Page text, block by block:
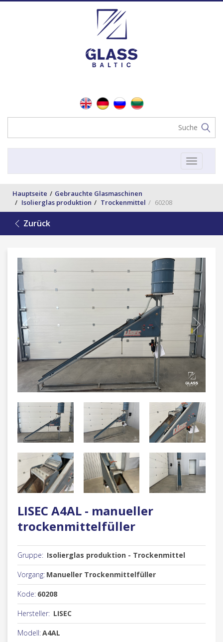
Toggle
Hauptseite
Gebrauchte Glasmaschinen
Isolierglas produktion
Trockenmittel 60208
Zurück
LISEC A4AL - manueller
trockenmittelfüller
Gruppe: Isolierglas produktion - Trockenmittel
Vorgang: Manueller Trockenmittelfüller
Kode: 60208
Hersteller: LISEC
Modell:A4AL